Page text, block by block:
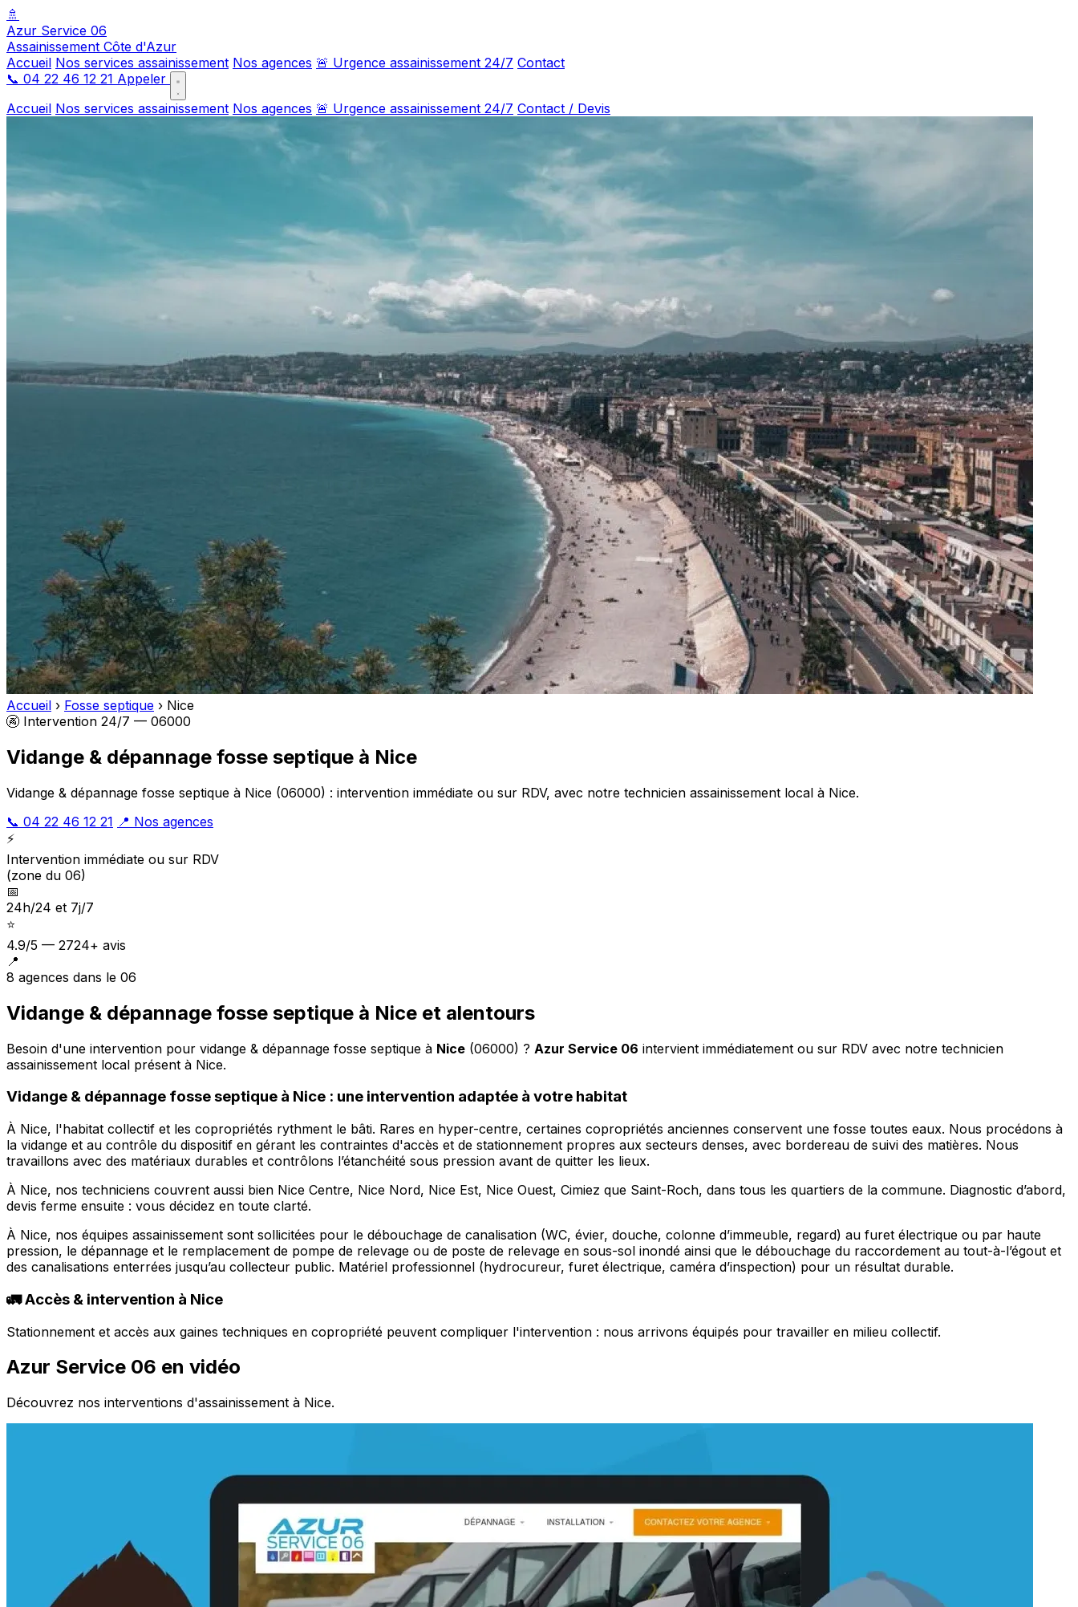
🚿
Azur Service 06
Assainissement Côte d'Azur
Accueil Nos services assainissement Nos agences 🚨 Urgence assainissement 24/7 Contact
📞 04 22 46 12 21 Appeler
Accueil Nos services assainissement Nos agences 🚨 Urgence assainissement 24/7 Contact / Devis
Accueil › Fosse septique › Nice
🚱 Intervention 24/7 — 06000
Vidange & dépannage fosse septique à Nice
Vidange & dépannage fosse septique à Nice (06000) : intervention immédiate ou sur RDV, avec notre technicien assainissement local à Nice.
📞 04 22 46 12 21 📍 Nos agences
⚡
Intervention immédiate ou sur RDV
(zone du 06)
📅
24h/24 et 7j/7
⭐
4.9/5 — 2724+ avis
📍
8 agences dans le 06
Vidange & dépannage fosse septique à Nice et alentours
Besoin d'une intervention pour vidange & dépannage fosse septique à Nice (06000) ? Azur Service 06 intervient immédiatement ou sur RDV avec notre technicien
assainissement local présent à Nice.
Vidange & dépannage fosse septique à Nice : une intervention adaptée à votre habitat
À Nice, l'habitat collectif et les copropriétés rythment le bâti. Rares en hyper-centre, certaines copropriétés anciennes conservent une fosse toutes eaux. Nous procédons à
la vidange et au contrôle du dispositif en gérant les contraintes d'accès et de stationnement propres aux secteurs denses, avec bordereau de suivi des matières. Nous
travaillons avec des matériaux durables et contrôlons l’étanchéité sous pression avant de quitter les lieux.
À Nice, nos techniciens couvrent aussi bien Nice Centre, Nice Nord, Nice Est, Nice Ouest, Cimiez que Saint-Roch, dans tous les quartiers de la commune. Diagnostic d’abord,
devis ferme ensuite : vous décidez en toute clarté.
À Nice, nos équipes assainissement sont sollicitées pour le débouchage de canalisation (WC, évier, douche, colonne d’immeuble, regard) au furet électrique ou par haute
pression, le dépannage et le remplacement de pompe de relevage ou de poste de relevage en sous-sol inondé ainsi que le débouchage du raccordement au tout-à-l’égout et
des canalisations enterrées jusqu’au collecteur public. Matériel professionnel (hydrocureur, furet électrique, caméra d’inspection) pour un résultat durable.
🚛 Accès & intervention à Nice
Stationnement et accès aux gaines techniques en copropriété peuvent compliquer l'intervention : nous arrivons équipés pour travailler en milieu collectif.
Azur Service 06 en vidéo
Découvrez nos interventions d'assainissement à Nice.